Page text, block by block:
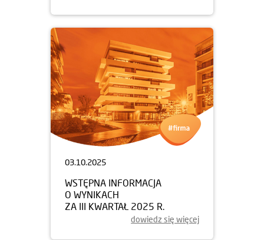
03.10.2025
WSTĘPNA INFORMACJA
O WYNIKACH
ZA III KWARTAŁ 2025 R.
dowiedz się więcej